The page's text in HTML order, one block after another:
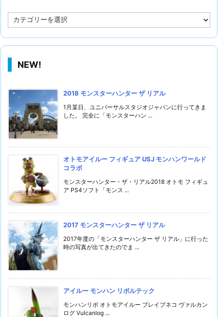
テ
リ
NEW!
2018 モンスターハンター ザ リアル
1月某日、ユニバーサルスタジオジャパンに行ってきま
した。 完全に「モンスターハン ...
オトモアイルー フィギュア USJ モンハンワールド
コラボ
モンスターハンター・ザ・リアル2018 オトモ フィギュ
ア PS4ソフト「モンス ...
2017 モンスターハンター ザ リアル
2017年度の「モンスターハンター ザ リアル」に行った
時の写真が出てきたのでま ...
アイルー モンハン リボルテック
モンハンリボ オトモアイルー ブレイブネコ ヴァルカン
ログ Vulcanlog ...